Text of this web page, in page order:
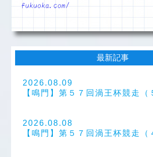
fukuoka.com/
最新記事
2026.08.09
【鳴門】第５７回渦王杯競走（
2026.08.08
【鳴門】第５７回渦王杯競走（